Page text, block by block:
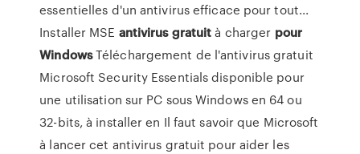
essentielles d'un antivirus efficace pour tout...
Installer MSE antivirus gratuità charger pour
WindowsTéléchargement de l'antivirus gratuit
Microsoft Security Essentials disponible pour
une utilisation sur PC sous Windows en 64 ou
32-bits, à installer en Il faut savoir que Microsoft
à lancer cet antivirus gratuit pour aider les